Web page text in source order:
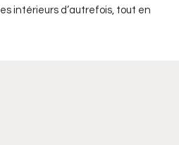
intérieurs d’autrefois, tout en